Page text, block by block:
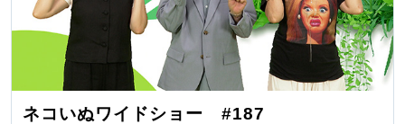
ネコいぬワイドショー #187